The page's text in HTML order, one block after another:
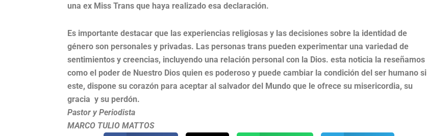
una ex Miss Trans que haya realizado esa declaración.
Es importante destacar que las experiencias religiosas y las decisiones sobre la identidad de
género son personales y privadas. Las personas trans pueden experimentar una variedad de
sentimientos y creencias, incluyendo una relación personal con la Dios. esta noticia la reseñamos
como el poder de Nuestro Dios quien es poderoso y puede cambiar la condición del ser humano si
este, dispone su corazón para aceptar al salvador del Mundo que le ofrece su misericordia, su
gracia y su perdón.
Pastor y Periodista
MARCO TULIO MATTOS